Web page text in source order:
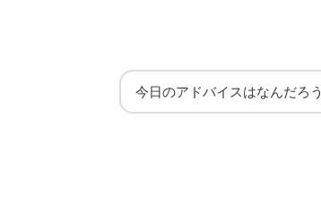
今日のアドバイスはなんだろう